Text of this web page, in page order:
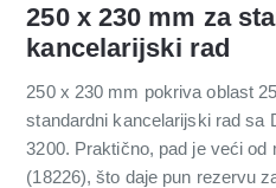
250 x 230 mm za
kancelarijski rad
250 x 230 mm pokriva oblast
standardni kancelarijski rad sa
3200. Praktično, pad je veći od
(18226), što daje pun rezervu